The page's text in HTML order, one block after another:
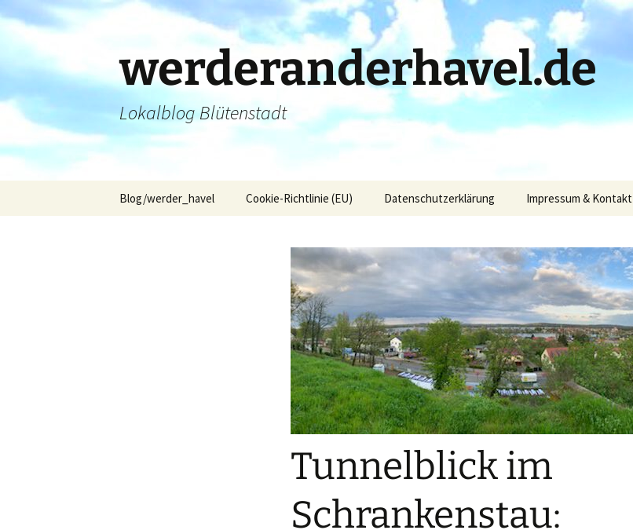
Zum
Inhalt
springen
werderanderhavel.de
Lokalblog Blütenstadt
Blog/werder_havel Cookie-Richtlinie (EU) Datenschutzerklärung Impressum & Kontakt
Tunnelblick im
Schrankenstau: